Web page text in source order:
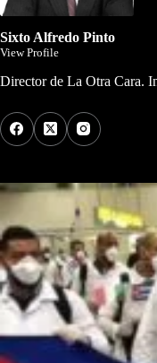
Sixto Alfredo Pinto
View Profile
Director de La Otra Cara.